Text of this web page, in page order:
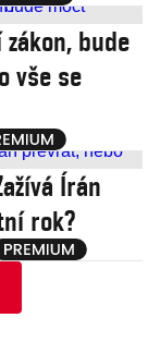
bude
vše se
Írán
rok?